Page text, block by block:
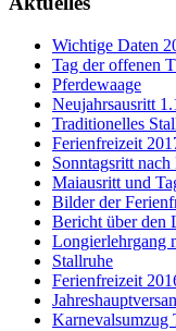
Wichtige Daten
Tag der offenen
Pferdewaage
Neujahrsausritt
Traditionelles
Ferienfreizeit
Sonntagsritt
Maiausritt und
Bilder der
Bericht über den
Longierlehrgang
Stallruhe
Ferienfreizeit
Karnevalsumzug